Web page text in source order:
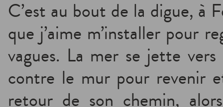
C’est au bout de la digue, à
que j’aime m’installer pour
vagues. La mer se jette
contre le mur pour revenir
retour de son chemin,